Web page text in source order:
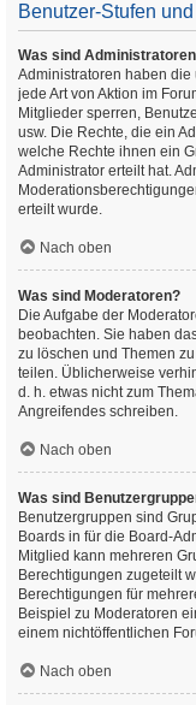
Benutzer-Stufen
Was sind
Administratoren haben die
jede Art von Aktion im
Mitglieder sperren,
usw. Die Rechte, die ein
welche Rechte ihnen ein
Administrator erteilt hat.
erteilt wurde.
Nach oben
Was sind Moderatoren?
Die Aufgabe der
beobachten. Sie haben
zu löschen und Themen
teilen. Üblicherweise
d. h. etwas nicht zum
Angreifendes schreiben.
Nach oben
Was sind
Benutzergruppen sind
Boards in für die Board-
Mitglied kann mehreren
Berechtigungen zugeteilt
Berechtigungen für
Beispiel zu Moderatoren
einem nichtöffentlichen
Nach oben